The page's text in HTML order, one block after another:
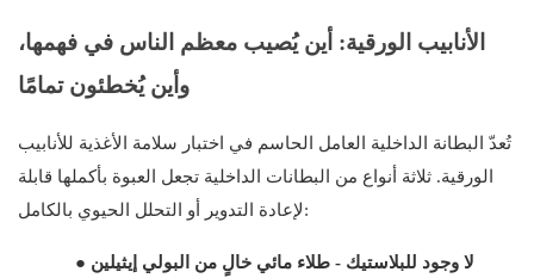
الأنابيب الورقية: أين يُصيب معظم الناس في فهمها،
وأين يُخطئون تمامًا
تُعدّ البطانة الداخلية العامل الحاسم في اختبار سلامة الأغذية للأنابيب
الورقية. ثلاثة أنواع من البطانات الداخلية تجعل العبوة بأكملها قابلة
لإعادة التدوير أو التحلل الحيوي بالكامل:
● لا وجود للبلاستيك - طلاء مائي خالٍ من البولي إيثيلين